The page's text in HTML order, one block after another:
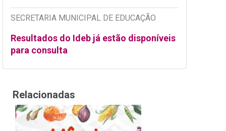
SECRETARIA MUNICIPAL DE EDUCAÇÃO
Resultados do Ideb já estão disponíveis
para consulta
Relacionadas